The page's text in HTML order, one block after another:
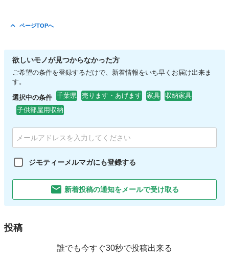
ページTOPへ
欲しいモノが見つからなかった方
ご希望の条件を登録するだけで、新着情報をいち早くお届け出来ま
す。
選択中の条件 千葉県 売ります・あげます 家具
収納家具
子供部屋用収納
ジモティーメルマガにも登録する
新着投稿の通知をメールで受け取る
投稿
誰でも今すぐ30秒で投稿出来る